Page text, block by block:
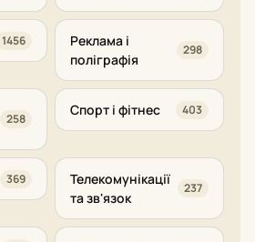
1456
Реклама і
поліграфія
298
258
Спорт і фітнес 403
369
Телекомунікації
та зв'язок
237